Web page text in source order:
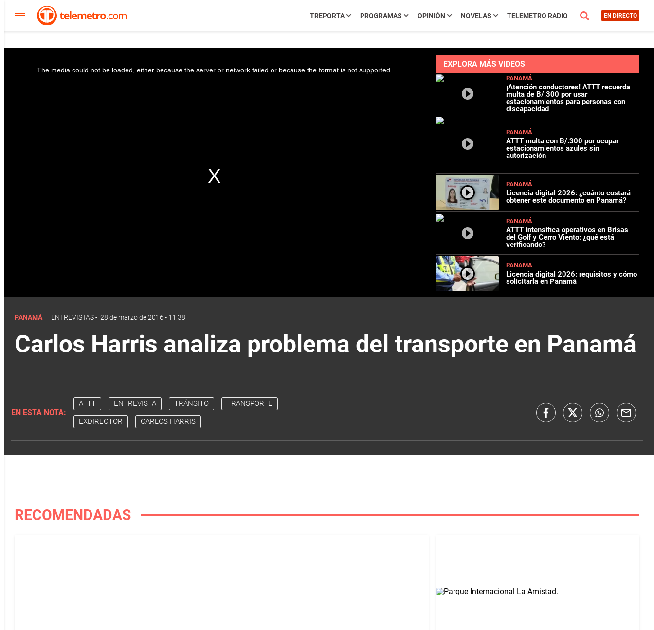
TREPORTA PROGRAMAS OPINIÓN NOVELAS TELEMETRO RADIO EN DIRECTO
The media could not be loaded, either because the server or network failed or because the format is not supported.
EXPLORA MÁS VIDEOS
PANAMÁ
¡Atención conductores! ATTT recuerda
multa de B/.300 por usar
estacionamientos para personas con
discapacidad
PANAMÁ
ATTT multa con B/.300 por ocupar
estacionamientos azules sin
autorización
PANAMÁ
Licencia digital 2026: ¿cuánto costará
obtener este documento en Panamá?
PANAMÁ
ATTT intensifica operativos en Brisas
del Golf y Cerro Viento: ¿qué está
verificando?
PANAMÁ
Licencia digital 2026: requisitos y cómo
solicitarla en Panamá
PANAMÁ ENTREVISTAS- 28 de marzo de 2016 - 11:38
Carlos Harris analiza problema del transporte en Panamá
EN ESTA NOTA:
ATTT ENTREVISTA TRÁNSITO TRANSPORTE
EXDIRECTOR CARLOS HARRIS
RECOMENDADAS